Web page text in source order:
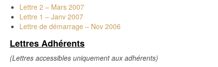
Lettre 2 – Mars 2007
Lettre 1 – Janv 2007
Lettre de démarrage – Nov 2006
Lettres Adhérents
(Lettres accessibles uniquement aux adhérents)